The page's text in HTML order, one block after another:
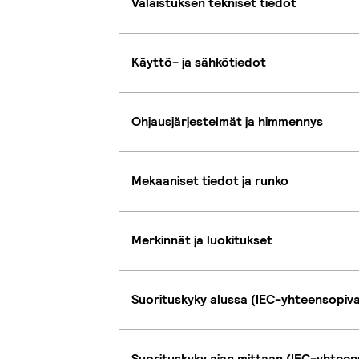
Käyttö- ja sähkötiedot
Ohjausjärjestelmät ja himmennys
Mekaaniset tiedot ja runko
Merkinnät ja luokitukset
Suorituskyky alussa (IEC-